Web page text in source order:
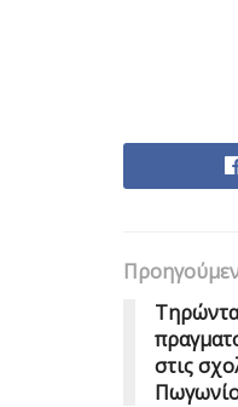
στις